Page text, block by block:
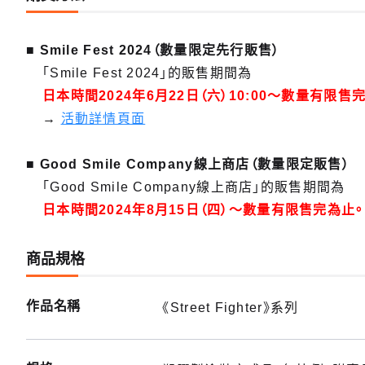
■ Smile Fest 2024（數量限定先行販售）
「Smile Fest 2024」的販售期間為
日本時間2024年6月22日（六）10:00～數量有限售完
→ 活動詳情頁面
■ Good Smile Company線上商店（數量限定販售）
「Good Smile Company線上商店」的販售期間為
日本時間2024年8月15日（四）～數量有限售完為止。
商品規格
作品名稱 《Street Fighter》系列